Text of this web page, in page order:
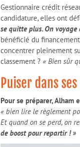
Gestionnaire crédit
candidature, elles ont
se quitte plus. On voyage
bénéficié du
concentrer pleinement
classement ? « Bien sûr
Puiser dans
Pour se préparer, Alham
« bien lire le règlement
Et quand on se perd, on
de boost pour repartir ! »